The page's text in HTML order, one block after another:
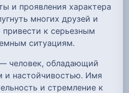
и проявления характера
многих друзей и
к серьезным
ситуациям.
человек, обладающий
и настойчивостью. Имя
и стремление к